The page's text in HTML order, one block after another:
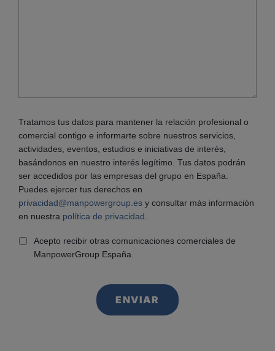
Tratamos tus datos para mantener la relación profesional o
comercial contigo e informarte sobre nuestros servicios,
actividades, eventos, estudios e iniciativas de interés,
basándonos en nuestro interés legítimo. Tus datos podrán
ser accedidos por las empresas del grupo en España.
Puedes ejercer tus derechos en
privacidad@manpowergroup.es y consultar más información
en nuestra política de privacidad
Acepto recibir otras comunicaciones comerciales de
ManpowerGroup España.